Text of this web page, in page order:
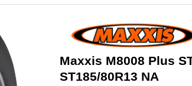
Maxxis M8008 Plus
ST185/80R13 NA